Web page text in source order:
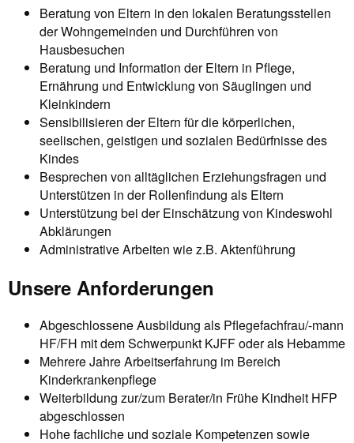
Beratung von Eltern in den lokalen Beratungsstellen
der Wohngemeinden und Durchführen von
Hausbesuchen
Beratung und Information der Eltern in Pflege,
Ernährung und Entwicklung von Säuglingen und
Kleinkindern
Sensibilisieren der Eltern für die körperlichen,
seelischen, geistigen und sozialen Bedürfnisse des
Kindes
Besprechen von alltäglichen Erziehungsfragen und
Unterstützen in der Rollenfindung als Eltern
Unterstützung bei der Einschätzung von Kindeswohl
Abklärungen
Administrative Arbeiten wie z.B. Aktenführung
Unsere Anforderungen
Abgeschlossene Ausbildung als Pflegefachfrau/-mann
HF/FH mit dem Schwerpunkt KJFF oder als Hebamme
Mehrere Jahre Arbeitserfahrung im Bereich
Kinderkrankenpflege
Weiterbildung zur/zum Berater/in Frühe Kindheit HFP
abgeschlossen
Hohe fachliche und soziale Kompetenzen sowie